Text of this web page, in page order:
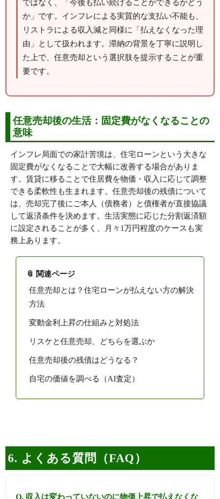
ではなく、「今後も払い続けることができるかどう
か」です。インフレによる実質的な支払い不能も、
リストラによる収入減と同様に「払えなくなった理
由」として扱われます。滞納の背景を丁寧に説明し
た上で、任意売却という選択肢を提示することが重
要です。
任意売却後の生活：固定費がなくなることの
意味
インフレ局面での家計苦境は、住宅ローンという大きな
固定費がなくなることで大幅に改善する場合がありま
す。賃貸に移ることで住居費を物価・収入に応じて調整
できる柔軟性も生まれます。任意売却後の残債について
は、売却完了後にご本人（債務者）と債権者が直接協議
して返済条件を決めます。生活実態に応じた分割返済額
に設定されることが多く、月々1万円程度のケースも実
務上あります。
📎 関連ページ
任意売却とは？住宅ローンが払えない方の解決
方法
変動金利上昇の仕組みと対処法
リスケと任意売却、どちらを選ぶか
任意売却後の残債はどうなる？
自宅の価値を調べる（AI査定）
6. よくある質問（FAQ）
Q. 収入は変わっていないのに物価上昇で払えなくな